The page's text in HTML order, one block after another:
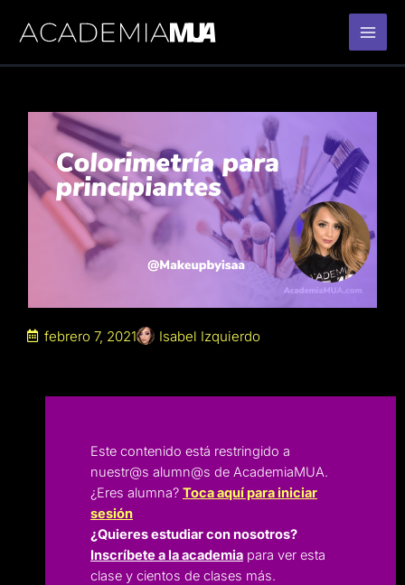
febrero 7, 2021 Isabel Izquierdo
Este contenido está restringido a
nuestr@s alumn@s de AcademiaMUA.
¿Eres alumna? Toca aquí para iniciar
sesión
¿Quieres estudiar con nosotros?
Inscríbete a la academia para ver esta
clase y cientos de clases más.